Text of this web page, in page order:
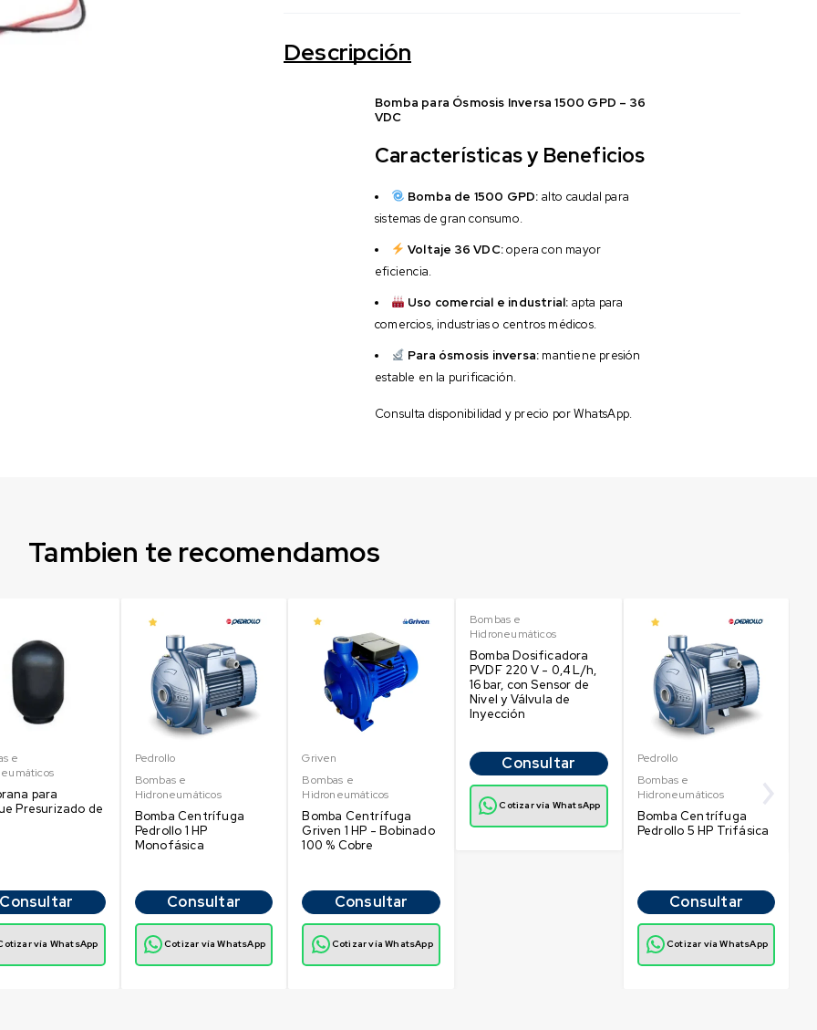
Descripción
Bomba para Ósmosis Inversa 1500 GPD – 36
VDC
Características y Beneficios
Bomba de 1500 GPD: alto caudal para
sistemas de gran consumo.
Voltaje 36 VDC:opera con mayor
eficiencia.
Uso comercial e industrial: apta para
comercios, industrias o centros médicos.
Para ósmosis inversa: mantiene presión
estable en la purificación.
Consulta disponibilidad y precio por WhatsApp.
Tambien te recomendamos
e
para
Presurizado de
Consultar
vía WhatsApp
Pedrollo
Bombas e
Hidroneumáticos
Bomba Centrífuga
Pedrollo 1 HP
Monofásica
Consultar
Cotizar vía WhatsApp
Griven
Bombas e
Hidroneumáticos
Bomba Centrífuga
Griven 1 HP - Bobinado
100 % Cobre
Consultar
Cotizar vía WhatsApp
Bombas e
Hidroneumáticos
Bomba Dosificadora
PVDF 220 V - 0,4 L/h,
16 bar, con Sensor de
Nivel y Válvula de
Inyección
Consultar
Cotizar vía WhatsApp
Pedrollo
Bombas e
Hidroneumáticos
Bomba Centrífuga
Pedrollo 5 HP Trifásica
Consultar
Cotizar vía WhatsApp